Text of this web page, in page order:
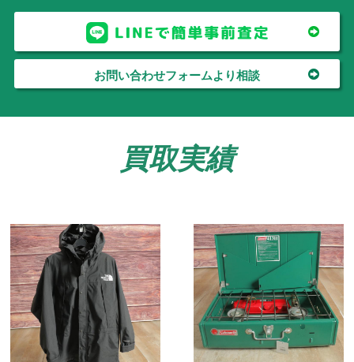
お問い合わせフォームより相談
買取実績